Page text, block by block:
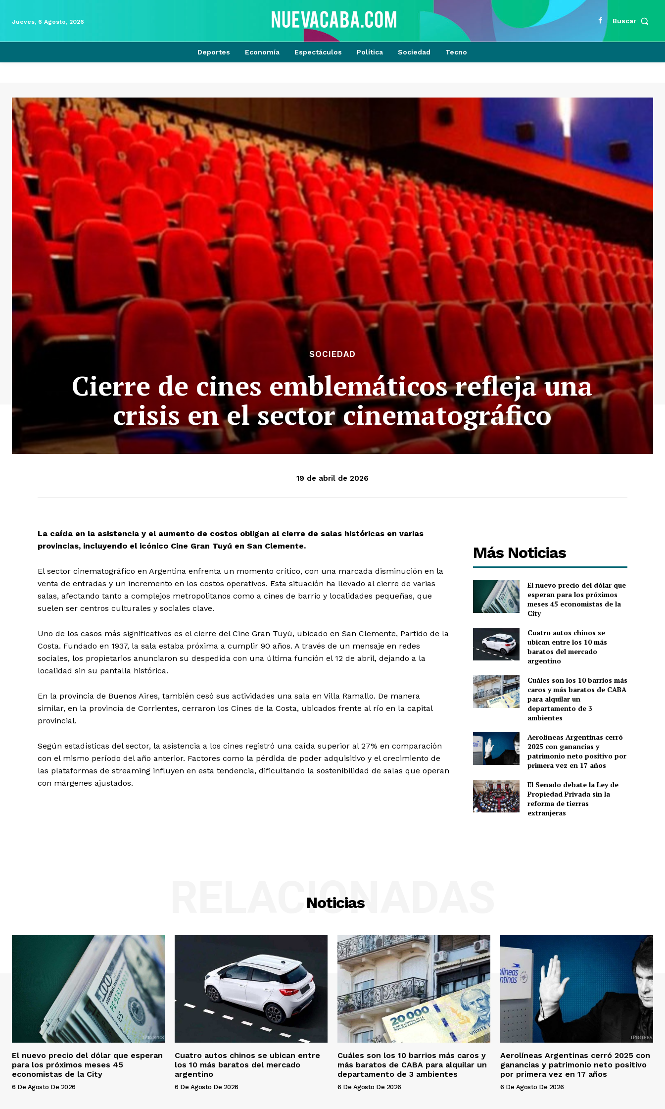
Jueves, 6 Agosto, 2026 Buscar
Deportes Economía Espectáculos Política Sociedad Tecno
SOCIEDAD
Cierre de cines emblemáticos refleja una
crisis en el sector cinematográfico
19 de abril de 2026
La caída en la asistencia y el aumento de costos obligan al cierre de salas históricas en varias
provincias, incluyendo el icónico Cine Gran Tuyú en San Clemente.
El sector cinematográfico en Argentina enfrenta un momento crítico, con una marcada disminución en la
venta de entradas y un incremento en los costos operativos. Esta situación ha llevado al cierre de varias
salas, afectando tanto a complejos metropolitanos como a cines de barrio y localidades pequeñas, que
suelen ser centros culturales y sociales clave.
Uno de los casos más significativos es el cierre del Cine Gran Tuyú, ubicado en San Clemente, Partido de la
Costa. Fundado en 1937, la sala estaba próxima a cumplir 90 años. A través de un mensaje en redes
sociales, los propietarios anunciaron su despedida con una última función el 12 de abril, dejando a la
localidad sin su pantalla histórica.
En la provincia de Buenos Aires, también cesó sus actividades una sala en Villa Ramallo. De manera
similar, en la provincia de Corrientes, cerraron los Cines de la Costa, ubicados frente al río en la capital
provincial.
Según estadísticas del sector, la asistencia a los cines registró una caída superior al 27% en comparación
con el mismo período del año anterior. Factores como la pérdida de poder adquisitivo y el crecimiento de
las plataformas de streaming influyen en esta tendencia, dificultando la sostenibilidad de salas que operan
con márgenes ajustados.
Más Noticias
El nuevo precio del dólar que
esperan para los próximos
meses 45 economistas de la
City
Cuatro autos chinos se
ubican entre los 10 más
baratos del mercado
argentino
Cuáles son los 10 barrios más
caros y más baratos de CABA
para alquilar un
departamento de 3
ambientes
Aerolíneas Argentinas cerró
2025 con ganancias y
patrimonio neto positivo por
primera vez en 17 años
El Senado debate la Ley de
Propiedad Privada sin la
reforma de tierras
extranjeras
Noticias
RELACIONADAS
El nuevo precio del dólar que esperan
para los próximos meses 45
economistas de la City
6 De Agosto De 2026
Cuatro autos chinos se ubican entre
los 10 más baratos del mercado
argentino
6 De Agosto De 2026
Cuáles son los 10 barrios más caros y
más baratos de CABA para alquilar un
departamento de 3 ambientes
6 De Agosto De 2026
Aerolíneas Argentinas cerró 2025 con
ganancias y patrimonio neto positivo
por primera vez en 17 años
6 De Agosto De 2026